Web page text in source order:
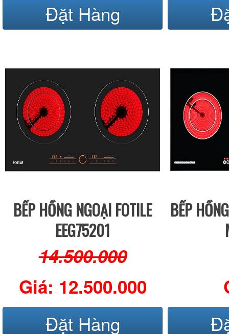
Đặt Hàng
BẾP HỒNG NGOẠI FOTILE
EEG75201
14.500.000
Giá: 12.500.000
Đặt Hàng
BẾP